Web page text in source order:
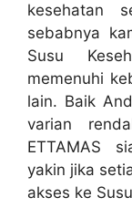
kesehatan
sebabnya
Susu
memenuhi
lain. Baik
varian
ETTAMAS
yakin jika
akses ke